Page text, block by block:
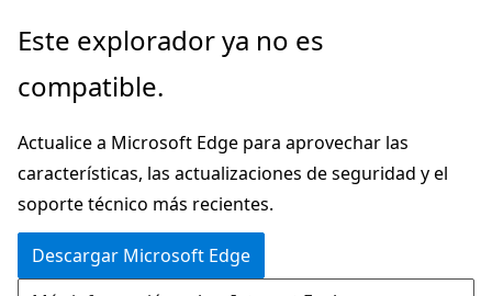
Ir
contenido
Este explorador ya no es
compatible.
Actualice a Microsoft Edge para aprovechar las
características, las actualizaciones de seguridad y el
soporte técnico más recientes.
Descargar Microsoft Edge